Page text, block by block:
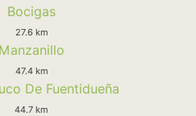
Bocigas
27.6 km
Manzanillo
47.4 km
De Fuentidueña
44.7 km